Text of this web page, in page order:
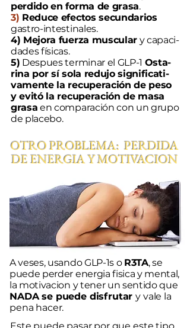
perdido en forma de grasa.
3) Reduce efectos secundarios
gastro-intestinales.
4) Mejora fuerza muscular y capaci-
dades físicas.
5) Despues terminar el GLP-1 Osta-
rina por sí sola redujo significati-
vamente la recuperación de peso
y evitó la recuperación de masa
grasa en comparación con un grupo
de placebo.
OTRO PROBLEMA: PERDIDA
DE ENERGIA Y MOTIVACION
A veses, usando GLP-1s o R3TA,se
puede perder energia fisica y mental,
la motivacion y tener un sentidoque
NADA se puede disfrutary vale la
pena hacer.